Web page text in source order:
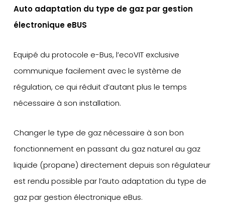
Auto adaptation du type de gaz par gestion
électronique eBUS
Equipé du protocole e-Bus, l’ecoVIT exclusive
communique facilement avec le système de
régulation, ce qui réduit d’autant plus le temps
nécessaire à son installation.
Changer le type de gaz nécessaire à son bon
fonctionnement en passant du gaz naturel au gaz
liquide (propane) directement depuis son régulateur
est rendu possible par l’auto adaptation du type de
gaz par gestion électronique eBus.